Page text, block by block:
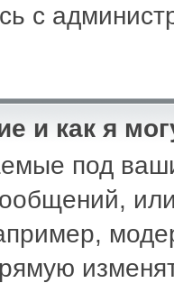
с
и как я
под